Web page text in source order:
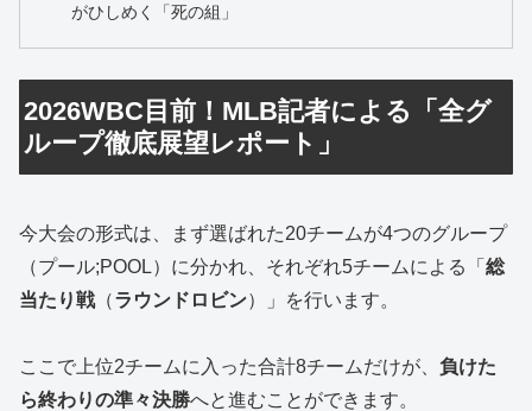
がひしめく「死の組」
2026WBC目前！MLB記者による「全グ
ループ徹底展望レポート」
今大会の形式は、まず選ばれた20チームが4つのグループ
（プール;POOL）に分かれ、それぞれ5チームによる「 総
当たり戦（ラウンドロビン）」を行います。
ここで上位2チームに入った合計8チームだけが、 負けた
ら終わりの準々決勝へと進むことができます。